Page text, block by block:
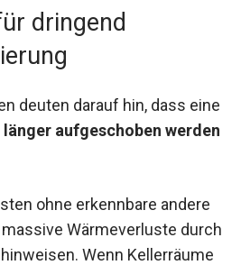
dringend
deuten darauf hin, dass eine
aufgeschoben werden
ohne erkennbare andere
Wärmeverluste durch
Wenn Kellerräume